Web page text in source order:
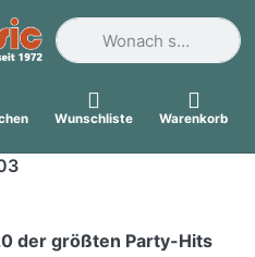
Geben Sie einen
Wunschliste Warenkorb
der größten Party-Hits